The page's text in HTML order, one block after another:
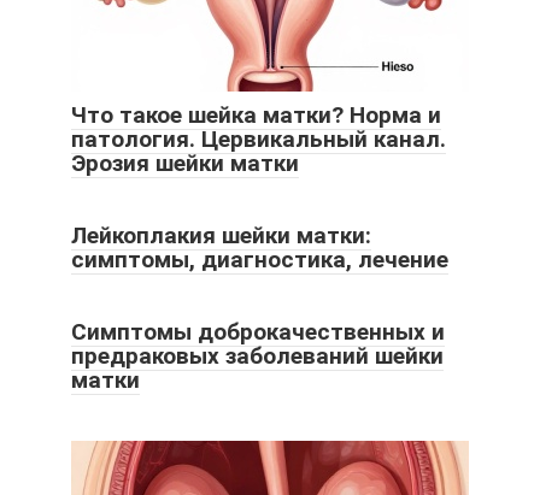
Что такое шейка матки? Норма и
патология. Цервикальный канал.
Эрозия шейки матки
Лейкоплакия шейки матки:
симптомы, диагностика, лечение
Симптомы доброкачественных и
предраковых заболеваний шейки
матки